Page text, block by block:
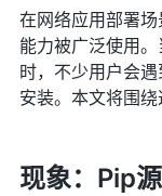
在网络应用部署场
能力被广泛使用。
时，不少用户会
安装。本文将围绕
现象：Pip